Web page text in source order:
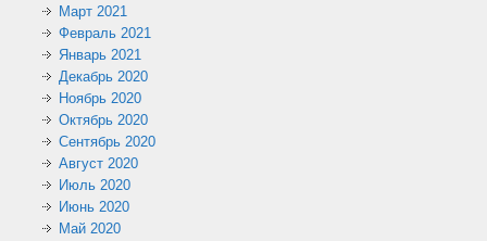
Март 2021
Февраль 2021
Январь 2021
Декабрь 2020
Ноябрь 2020
Октябрь 2020
Сентябрь 2020
Август 2020
Июль 2020
Июнь 2020
Май 2020